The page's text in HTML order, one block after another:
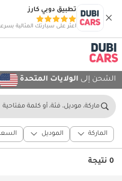
تطبيق دوبي كارز
اعثر على سيارتك المثالية
الشحن إلى الولايات المتحدة
ماركة، موديل، فئة، أو كلمة مفتاحية
الماركة الموديل
0 نتيجة